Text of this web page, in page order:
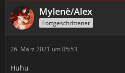
Mylenè/Alex
Fortgeschrittener
26. März 2021 um 05:53
Huhu